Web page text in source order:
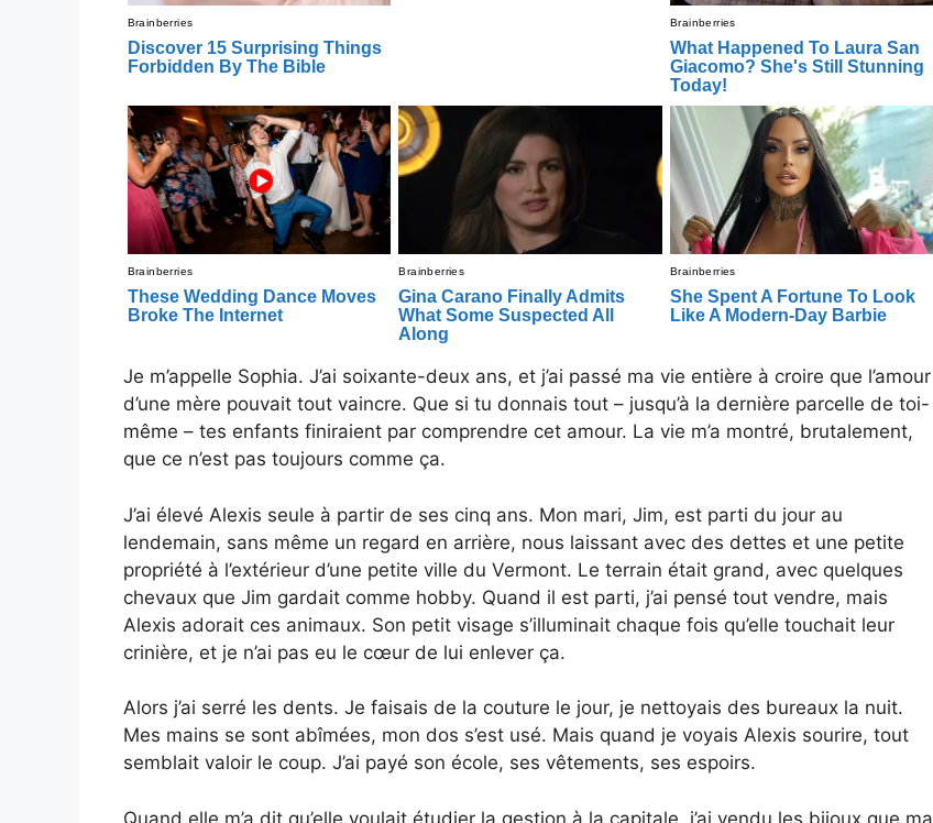
Je m’appelle Sophia. J’ai soixante-deux ans, et j’ai passé ma vie entière à croire que l’amour
d’une mère pouvait tout vaincre. Que si tu donnais tout – jusqu’à la dernière parcelle de toi-
même – tes enfants finiraient par comprendre cet amour. La vie m’a montré, brutalement,
que ce n’est pas toujours comme ça.
J’ai élevé Alexis seule à partir de ses cinq ans. Mon mari, Jim, est parti du jour au
lendemain, sans même un regard en arrière, nous laissant avec des dettes et une petite
propriété à l’extérieur d’une petite ville du Vermont. Le terrain était grand, avec quelques
chevaux que Jim gardait comme hobby. Quand il est parti, j’ai pensé tout vendre, mais
Alexis adorait ces animaux. Son petit visage s’illuminait chaque fois qu’elle touchait leur
crinière, et je n’ai pas eu le cœur de lui enlever ça.
Alors j’ai serré les dents. Je faisais de la couture le jour, je nettoyais des bureaux la nuit.
Mes mains se sont abîmées, mon dos s’est usé. Mais quand je voyais Alexis sourire, tout
semblait valoir le coup. J’ai payé son école, ses vêtements, ses espoirs.
Quand elle m’a dit qu’elle voulait étudier la gestion à la capitale, j’ai vendu les bijoux que ma